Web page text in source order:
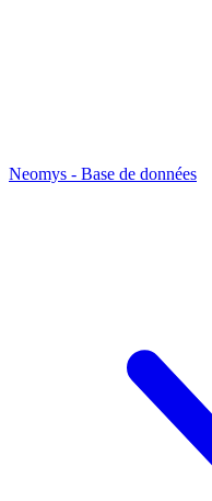
Neomys - Base de données